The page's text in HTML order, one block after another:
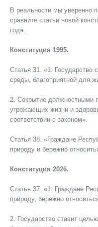
В реальности мы уверенно
сравните статьи новой
года.
Конституция 1995.
Статья 31. «1. Государство
среды, благоприятной для
2. Сокрытие должностными
угрожающих жизни и
соответствии с законом».
Статья 38. «Граждане
природу и бережно
Конституция 2026.
Статья 37. «1. Граждане
природу, бережно
2. Государство ставит